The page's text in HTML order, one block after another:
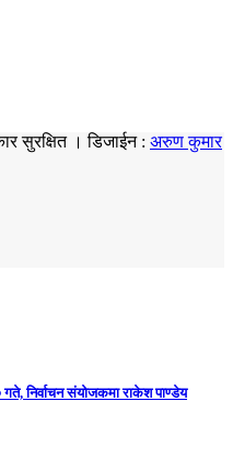
सुरक्षित । डिजाईन : अरुण कुमार
निर्वाचन संयोजकमा राकेश पाण्डेय